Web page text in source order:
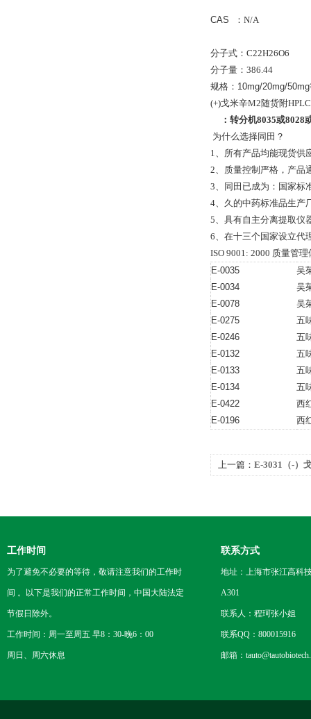
CAS ： N/A
分子式： C22H26O6
分子量： 386.44
规格：10mg/20mg/
(+)戈米辛M2随货附
： 转分机8035或8028
为什么选择同田？
1、所有产品均能现货供
2、质量控制严格，产品
3、同田已成为：国家标
4、久的中药标准品生产
5、具有自主分离提取
6、在十三个国家设立代
ISO 9001: 2000 质量管
E-0035
吴
E-0034
吴
E-0078
吴
E-0275
五
E-0246
五
E-0132
五
E-0133
五
E-0134
五
E-0422
西
E-0196
西
上一篇： E-3031（-）
工作时间
为了避免不必要的等待，敬请注意我们的工作时
间 。以下是我们的正常工作时间，中国大陆法定
节假日除外。
工作时间：周一至周五 早8：30-晚6：00
周日、周六休息
联系方式
地址：上海市张江高科
A301
联系人：程珂张小姐
联系QQ：800015916
邮箱：